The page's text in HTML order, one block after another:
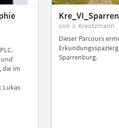
und
die im
Lukas
von J. Kreutzmann
Dieser Parcours
Sparrenburg.